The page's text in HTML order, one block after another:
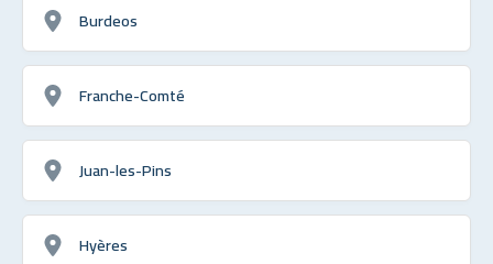
Burdeos
Franche-Comté
Juan-les-Pins
Hyères